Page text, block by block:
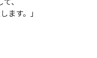
、
ます。」